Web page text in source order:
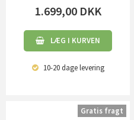
1.699,00 DKK
LÆG I KURVEN
10-20 dagelevering
Gratis fragt